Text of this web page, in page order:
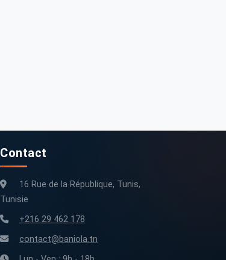
Contact
16 Rue de la République, Tunis,
Tunisie
+216 29 462 178
contact@baniola.tn